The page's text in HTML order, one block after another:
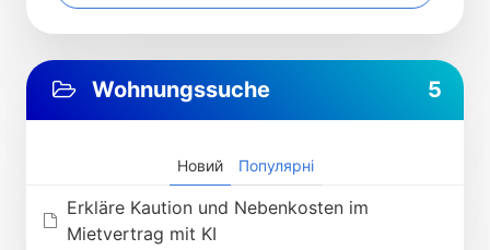
Wohnungssuche 5
Новий Популярні
Erkläre Kaution und Nebenkosten im
Mietvertrag mit KI